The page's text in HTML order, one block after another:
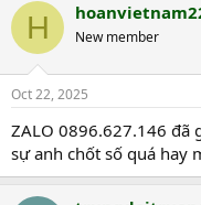
r
e
d
s
t
a
r
a
t
e
H New member
Oct 22, 2025
ZALO 0896.627.146 đã
sự anh chốt số quá hay